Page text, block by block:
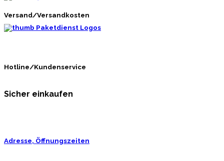
Versand/Versandkosten
Hotline/Kundenservice
Sicher einkaufen
Adresse, Öffnungszeiten